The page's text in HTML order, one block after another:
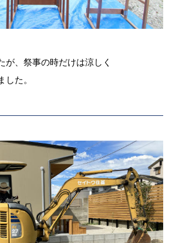
が、祭事の時だけは涼しく
た。